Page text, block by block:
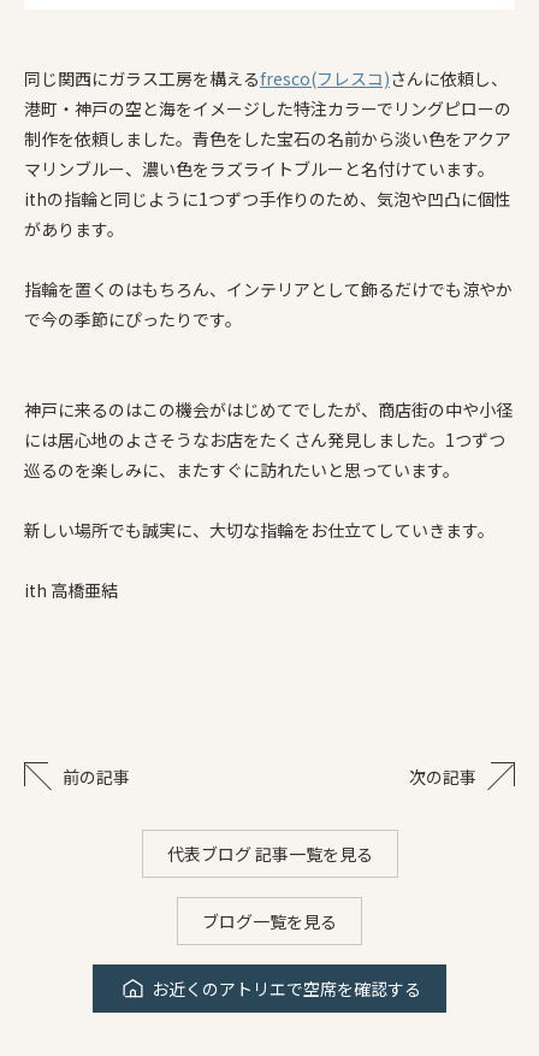
同じ関西にガラス工房を構えるfresco(フレスコ)さんに依頼し、
港町・神戸の空と海をイメージした特注カラーでリングピローの
制作を依頼しました。青色をした宝石の名前から淡い色をアクア
マリンブルー、濃い色をラズライトブルーと名付けています。
ithの指輪と同じように1つずつ手作りのため、気泡や凹凸に個性
があります。
指輪を置くのはもちろん、インテリアとして飾るだけでも涼やか
で今の季節にぴったりです。
神戸に来るのはこの機会がはじめてでしたが、商店街の中や小径
には居心地のよさそうなお店をたくさん発見しました。1つずつ
巡るのを楽しみに、またすぐに訪れたいと思っています。
新しい場所でも誠実に、大切な指輪をお仕立てしていきます。
ith 高橋亜結
前の記事 次の記事
代表ブログ 記事一覧を見る
ブログ一覧を見る
お近くのアトリエで空席を確認する